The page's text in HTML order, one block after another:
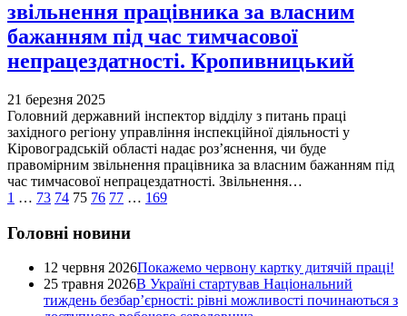
звільнення працівника за власним
бажанням під час тимчасової
непрацездатності. Кропивницький
21 березня 2025
Головний державний інспектор відділу з питань праці
західного регіону управління інспекційної діяльності у
Кіровоградській області надає роз’яснення, чи буде
правомірним звільнення працівника за власним бажанням під
час тимчасової непрацездатності. Звільнення…
1 … 73 74 75 76 77 … 169
Головні новини
12 червня 2026Покажемо червону картку дитячій праці!
25 травня 2026В Україні стартував Національний
тиждень безбар’єрності: рівні можливості починаються з